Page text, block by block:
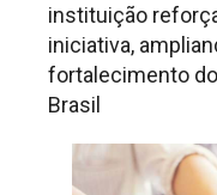
instituição
iniciativa,
fortalecimento
Brasil